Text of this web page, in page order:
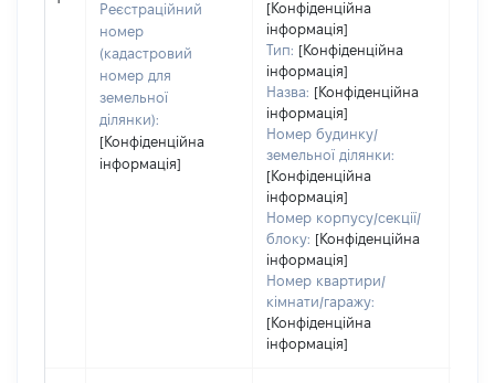
Реєстраційний
номер
(кадастровий
номер для
земельної
ділянки):
[Конфіденційна
інформація]
[Конфіденційна
інформація]
Тип: [Конфіденційна
інформація]
Назва: [Конфіденційна
інформація]
Номер будинку/
земельної ділянки:
[Конфіденційна
інформація]
Номер корпусу/секції/
блоку: [Конфіденційна
інформація]
Номер квартири/
кімнати/гаражу:
[Конфіденційна
інформація]